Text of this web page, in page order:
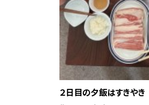
２日目の夕飯はすきやき